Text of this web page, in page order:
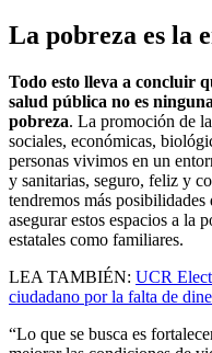
La pobreza es la
Todo esto lleva a concluir
salud pública no es
pobreza. La promoción de
sociales, económicas,
personas vivimos en un
y sanitarias, seguro, feliz y
tendremos más
asegurar estos espacios a la
estatales como familiares.
LEA TAMBIÉN: UCR
ciudadano por la falta de
“Lo que se busca es